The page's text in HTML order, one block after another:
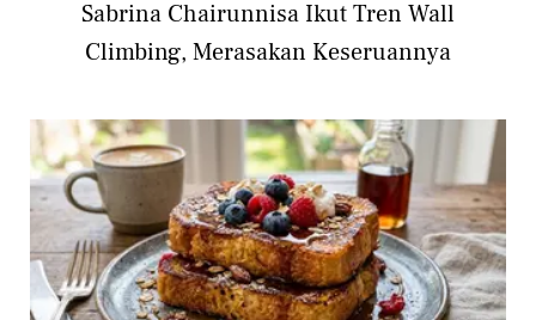
Sabrina Chairunnisa Ikut Tren Wall
Climbing, Merasakan Keseruannya